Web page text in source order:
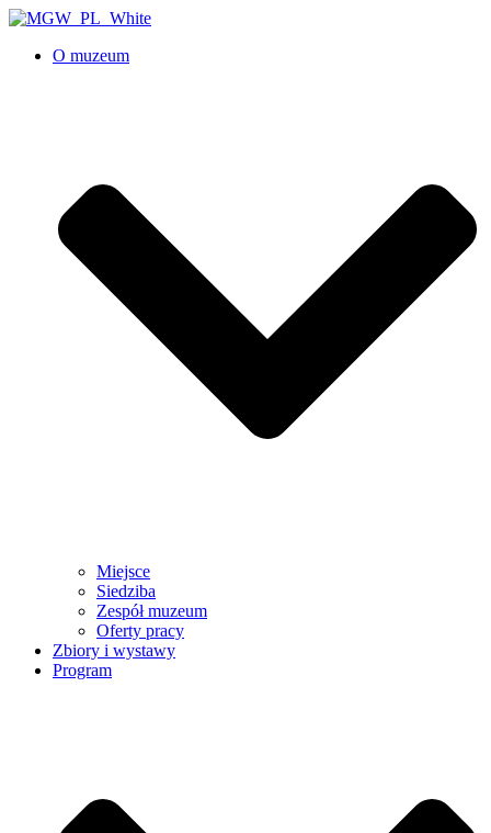
O muzeum
Miejsce
Siedziba
Zespół muzeum
Oferty pracy
Zbiory i wystawy
Program